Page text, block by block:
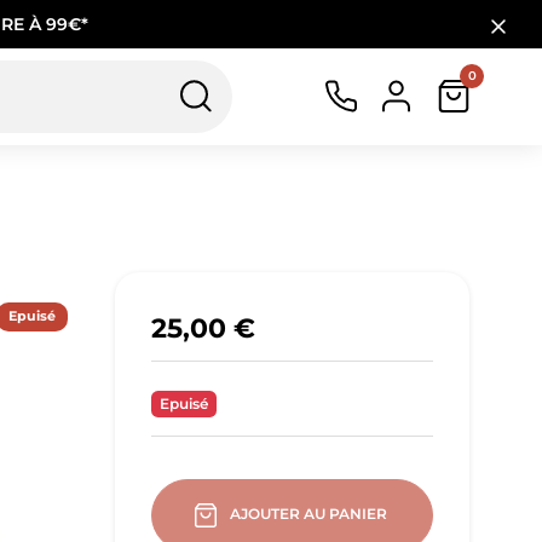
À 99€*
0
Epuisé 25,00 €
Epuisé
AJOUTER AU PANIER